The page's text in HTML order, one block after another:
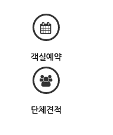
객실예약
단체견적